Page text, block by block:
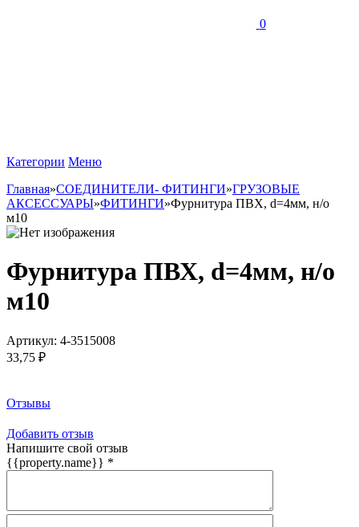
0
Категории Меню
Главная»СОЕДИНИТЕЛИ- ФИТИНГИ»ГРУЗОВЫЕ
АКСЕССУАРЫ»ФИТИНГИ»Фурнитура ПВХ, d=4мм, н/о
м10
Фурнитура ПВХ, d=4мм, н/о
м10
Артикул: 4-3515008
33,75 ₽
Отзывы
Добавить отзыв
Напишите свой отзыв
{{property.name}} *